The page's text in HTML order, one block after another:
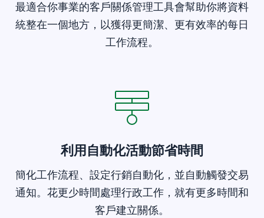
最適合你事業的客戶關係管理工具會幫助你將資料
統整在一個地方，以獲得更簡潔、更有效率的每日
工作流程。
利用自動化活動節省時間
簡化工作流程、設定行銷自動化，並自動觸發交易
通知。花更少時間處理行政工作，就有更多時間和
客戶建立關係。